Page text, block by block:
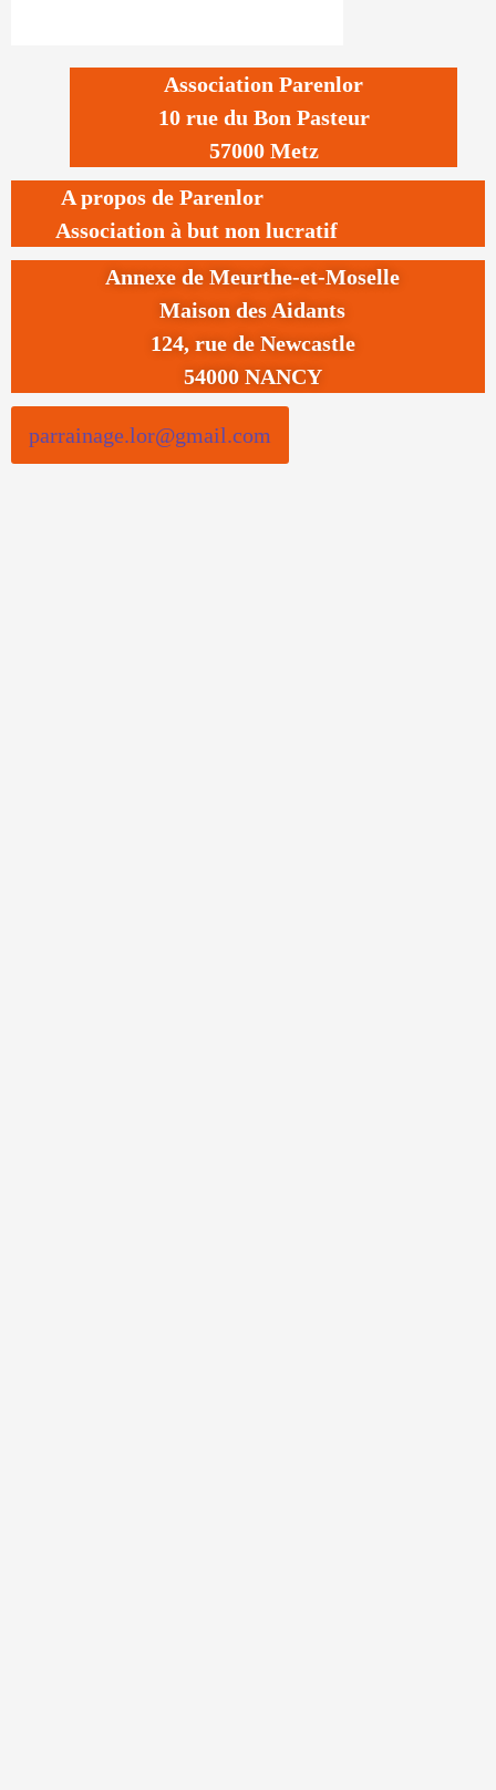
Association Parenlor
10 rue du Bon Pasteur
57000 Metz
A propos de Parenlor
Association à but non lucratif
Annexe de Meurthe-et-Moselle
Maison des Aidants
124, rue de Newcastle
54000 NANCY
parrainage.lor@gmail.com